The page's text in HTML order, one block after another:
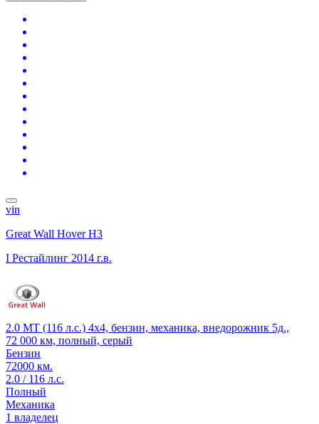
vin
Great Wall Hover H3
I Рестайлинг 2014 г.в.
2.0 MT (116 л.с.) 4x4, бензин, механика, внедорожник 5д.,
72 000 км, полный, серый
Бензин
72000 км.
2.0 / 116 л.с.
Полный
Механика
1 владелец